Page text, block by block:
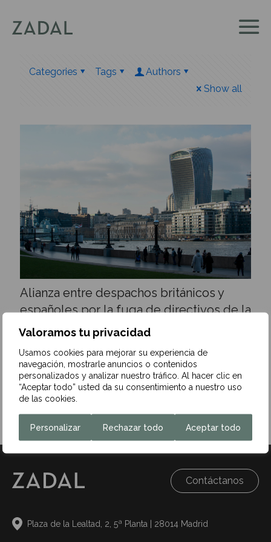
Valoramos tu privacidad
Usamos cookies para mejorar su experiencia de
navegación, mostrarle anuncios o contenidos
personalizados y analizar nuestro tráfico. Al hacer clic en
“Aceptar todo” usted da su consentimiento a nuestro uso
de las cookies.
Personalizar Rechazar todo Aceptar todo
Categories Tags
Authors
Show all
Alianza entre despachos británicos y
españoles por la fuga de directivos de la
City
18 de diciembre de 2025
El endurecimiento del marco fiscal en Reino Unido, tras la
supresión del régimen fiscal especial de los Non-
Domiciled (non-dom) y el incremento…
Contáctanos
Plaza de la Lealtad, 2, 5ª Planta | 28014 Madrid